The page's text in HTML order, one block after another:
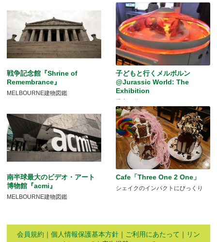
戦争記念館『Shrine of
Remembrance』
MELBOURNE建物図鑑
子どもと行くメルボルン
@Jurassic World: The
Exhibition
南半球最大のビデオ・アート
博物館『acmi』
MELBOURNE建物図鑑
Cafe「Three One 2 One」
シェイクのインパクトにびっくり
会員規約 ｜ 個人情報保護基本方針 ｜ ご利用にあたって ｜ リン